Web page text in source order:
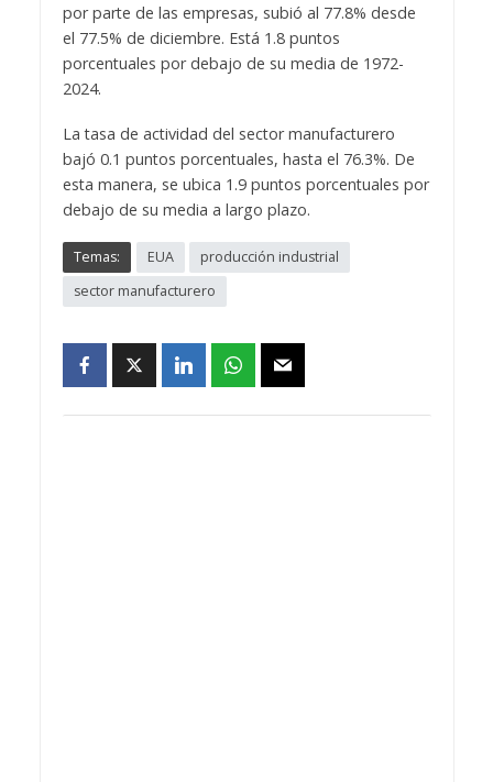
por parte de las empresas, subió al 77.8% desde
el 77.5% de diciembre. Está 1.8 puntos
porcentuales por debajo de su media de 1972-
2024.
La tasa de actividad del sector manufacturero
bajó 0.1 puntos porcentuales, hasta el 76.3%. De
esta manera, se ubica 1.9 puntos porcentuales por
debajo de su media a largo plazo.
Temas: EUA
producción industrial
sector manufacturero